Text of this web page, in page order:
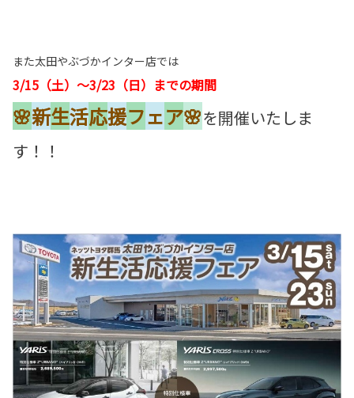
また太田やぶづかインター店では
3/15（土）～3/23（日）までの期間
🌸新生活応援フェア🌸を開催いたしま
す！！